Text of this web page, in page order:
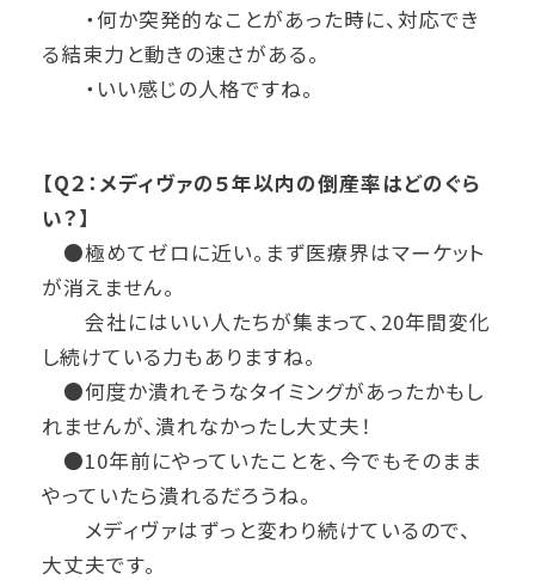
・何か突発的なことがあった時に、対応でき
る結束力と動きの速さがある。
・いい感じの人格ですね。
【Q２：メディヴァの５年以内の倒産率はどのぐら
い？】
●極めてゼロに近い。まず医療界はマーケット
が消えません。
会社にはいい人たちが集まって、20年間変化
し続けている力もありますね。
●何度か潰れそうなタイミングがあったかもし
れませんが、潰れなかったし大丈夫！
●10年前にやっていたことを、今でもそのまま
やっていたら潰れるだろうね。
メディヴァはずっと変わり続けているので、
大丈夫です。